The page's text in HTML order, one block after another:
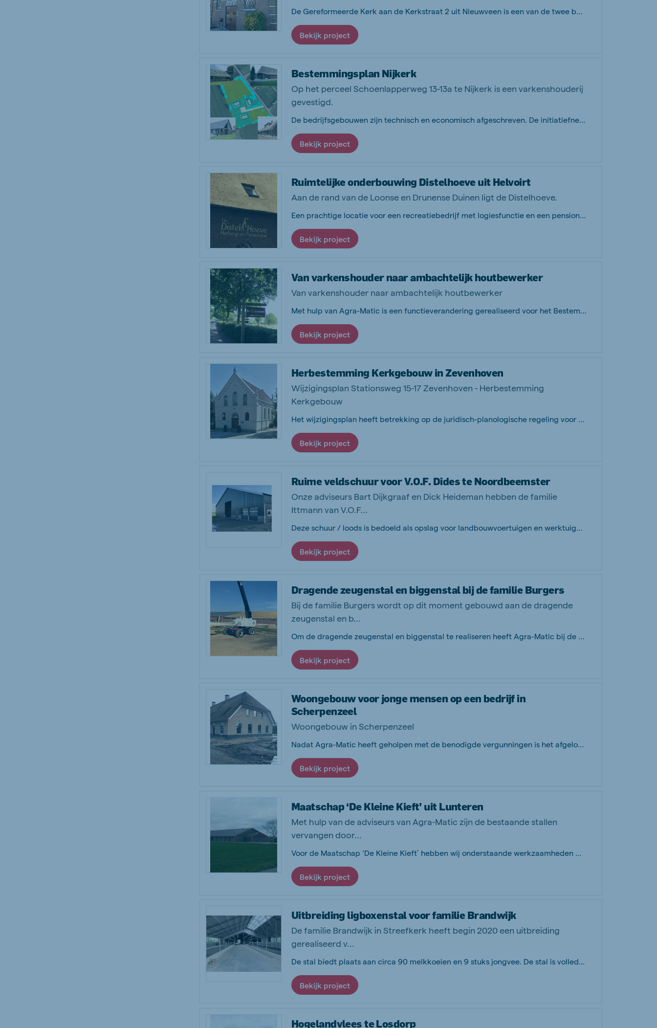
De Gereformeerde Kerk aan de Kerkstraat 2 uit Nieuwveen is een van de twee beeldbe...
Bekijk project
Bestemmingsplan Nijkerk
Op het perceel Schoenlapperweg 13-13a te Nijkerk is een varkenshouderij
gevestigd.
De bedrijfsgebouwen zijn technisch en economisch afgeschreven. De initiatiefnemer...
Bekijk project
Ruimtelijke onderbouwing Distelhoeve uit Helvoirt
Aan de rand van de Loonse en Drunense Duinen ligt de Distelhoeve.
Een prachtige locatie voor een recreatiebedrijf met logiesfunctie en een pensionstal.
Bekijk project
Van varkenshouder naar ambachtelijk houtbewerker
Van varkenshouder naar ambachtelijk houtbewerker
Met hulp van Agra-Matic is een functieverandering gerealiseerd voor het Bestemming...
Bekijk project
Herbestemming Kerkgebouw in Zevenhoven
Wijzigingsplan Stationsweg 15-17 Zevenhoven - Herbestemming
Kerkgebouw
Het wijzigingsplan heeft betrekking op de juridisch-planologische regeling voor de...
Bekijk project
Ruime veldschuur voor V.O.F. Dides te Noordbeemster
Onze adviseurs Bart Dijkgraaf en Dick Heideman hebben de familie
Ittmann van V.O.F...
Deze schuur / loods is bedoeld als opslag voor landbouwvoertuigen en werktuigen ev...
Bekijk project
Dragende zeugenstal en biggenstal bij de familie Burgers
Bij de familie Burgers wordt op dit moment gebouwd aan de dragende
zeugenstal en b...
Om de dragende zeugenstal en biggenstal te realiseren heeft Agra-Matic bij de fami...
Bekijk project
Woongebouw voor jonge mensen op een bedrijf in
Scherpenzeel
Woongebouw in Scherpenzeel
Nadat Agra-Matic heeft geholpen met de benodigde vergunningen is het afgelopen jaa...
Bekijk project
Maatschap ‘De Kleine Kieft’ uit Lunteren
Met hulp van de adviseurs van Agra-Matic zijn de bestaande stallen
vervangen door...
Voor de Maatschap ‘De Kleine Kieft’ hebben wij onderstaande werkzaamheden mogen ve...
Bekijk project
Uitbreiding ligboxenstal voor familie Brandwijk
De familie Brandwijk in Streefkerk heeft begin 2020 een uitbreiding
gerealiseerd v...
De stal biedt plaats aan circa 90 melkkoeien en 9 stuks jongvee. De stal is volled...
Bekijk project
Hogelandvlees te Losdorp